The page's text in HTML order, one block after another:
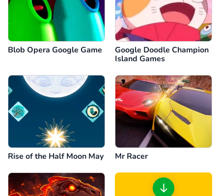
Blob Opera Google Game
Google Doodle Champion
Island Games
Rise of the Half Moon May Mr Racer